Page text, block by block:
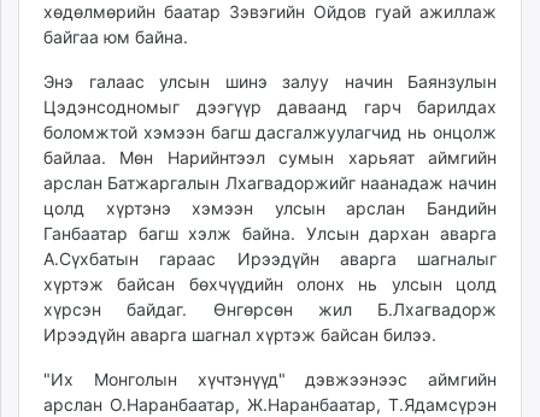
хөдөлмөрийн баатар Зэвэгийн Ойдов гуай ажиллаж
байгаа юм байна.
Энэ галаас улсын шинэ залуу начин Баянзулын
Цэдэнсодномыг дээгүүр даваанд гарч барилдах
боломжтой хэмээн багш дасгалжуулагчид нь онцолж
байлаа. Мөн Нарийнтээл сумын харьяат аймгийн
арслан Батжаргалын Лхагвадоржийг наанадаж начин
цолд хүртэнэ хэмээн улсын арслан Бандийн
Ганбаатар багш хэлж байна. Улсын дархан аварга
А.Сүхбатын гараас Ирээдүйн аварга шагналыг
хүртэж байсан бөхчүүдийн олонх нь улсын цолд
хүрсэн байдаг. Өнгөрсөн жил Б.Лхагвадорж
Ирээдүйн аварга шагнал хүртэж байсан билээ.
"Их Монголын хүчтэнүүд" дэвжээнээс аймгийн
арслан О.Наранбаатар, Ж.Наранбаатар, Т.Ядамсүрэн